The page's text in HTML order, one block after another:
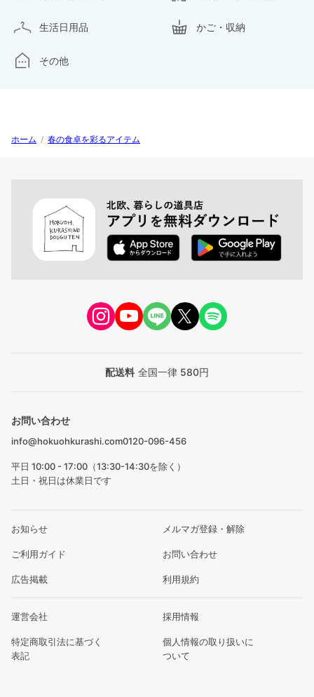
生活日用品 かご・収納
その他
ホーム / 春の食卓を彩るアイテム
配送料 全国一律 580円
お問い合わせ
info@hokuohkurashi.com0120-096-456
平日 10:00 - 17:00（13:30-14:30を除く）
土日・祝日は休業日です
お知らせ メルマガ登録・解除
ご利用ガイド お問い合わせ
広告掲載 利用規約
運営会社 採用情報
特定商取引法に基づく
表記
個人情報の取り扱いに
ついて